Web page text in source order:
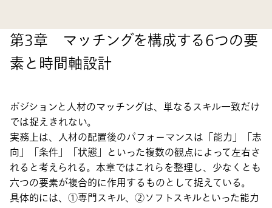
第3章 マッチングを構成する6つの要
素と時間軸設計
ポジションと人材のマッチングは、単なるスキル一致だけ
では捉えきれない。
実務上は、人材の配置後のパフォーマンスは「能力」「志
向」「条件」「状態」といった複数の観点によって左右さ
れると考えられる。本章ではこれらを整理し、少なくとも
六つの要素が複合的に作用するものとして捉えている。
具体的には、①専門スキル、②ソフトスキルといった能力